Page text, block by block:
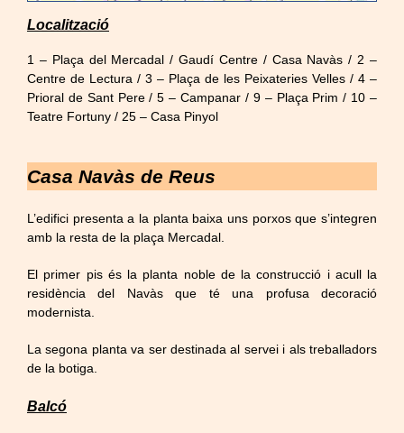
Localització
1 – Plaça del Mercadal / Gaudí Centre / Casa Navàs / 2 –
Centre de Lectura / 3 – Plaça de les Peixateries Velles / 4 –
Prioral de Sant Pere / 5 – Campanar / 9 – Plaça Prim / 10 –
Teatre Fortuny / 25 – Casa Pinyol
Casa Navàs de Reus
L’edifici presenta a la planta baixa uns porxos que s’integren
amb la resta de la plaça Mercadal.
El primer pis és la planta noble de la construcció i acull la
residència del Navàs que té una profusa decoració
modernista.
La segona planta va ser destinada al servei i als treballadors
de la botiga.
Balcó